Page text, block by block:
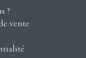
?
vente